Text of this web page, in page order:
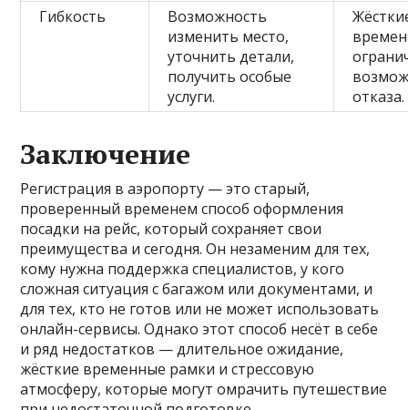
Гибкость
Возможность
изменить место,
уточнить детали,
получить особые
услуги.
отказа.
Заключение
Регистрация в аэропорту — это старый,
проверенный временем способ оформления
посадки на рейс, который сохраняет свои
преимущества и сегодня. Он незаменим для тех,
кому нужна поддержка специалистов, у кого
сложная ситуация с багажом или документами, и
для тех, кто не готов или не может использовать
онлайн-сервисы. Однако этот способ несёт в себе
и ряд недостатков — длительное ожидание,
жёсткие временные рамки и стрессовую
атмосферу, которые могут омрачить путешествие